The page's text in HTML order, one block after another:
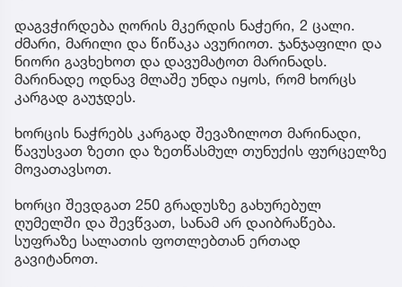
დაგვჭირდება ღორის მკერდის ნაჭერი, 2 ცალი.
ძმარი, მარილი და წიწაკა ავურიოთ. ჯანჯაფილი და
ნიორი გავხეხოთ და დავუმატოთ მარინადს.
მარინადე ოდნავ მლაშე უნდა იყოს, რომ ხორცს
კარგად გაუჯდეს.
ხორცის ნაჭრებს კარგად შევაზილოთ მარინადი,
წავუსვათ ზეთი და ზეთწასმულ თუნუქის ფურცელზე
მოვათავსოთ.
ხორცი შევდგათ 250 გრადუსზე გახურებულ
ღუმელში და შევწვათ, სანამ არ დაიბრაწება.
სუფრაზე სალათის ფოთლებთან ერთად
გავიტანოთ.